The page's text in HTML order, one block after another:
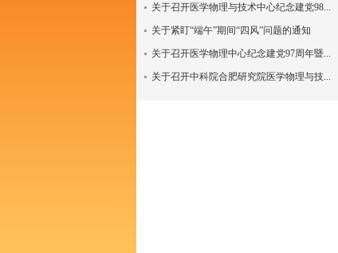
关于召开医学物理与技术中心纪念建党98...
关于紧盯“端午”期间“四风”问题的通知
关于召开医学物理中心纪念建党97周年暨...
关于召开中科院合肥研究院医学物理与技...